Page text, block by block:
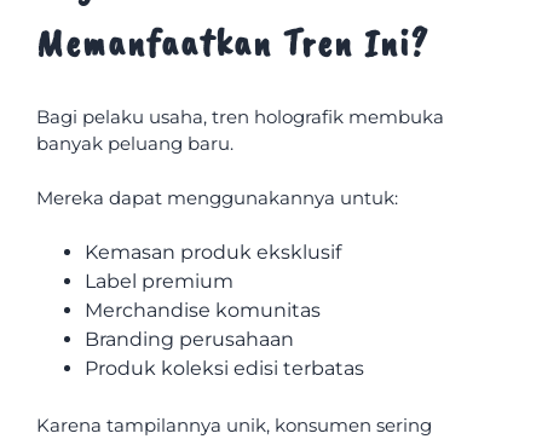
Memanfaatkan Tren Ini?
Bagi pelaku usaha, tren holografik membuka
banyak peluang baru.
Mereka dapat menggunakannya untuk:
Kemasan produk eksklusif
Label premium
Merchandise komunitas
Branding perusahaan
Produk koleksi edisi terbatas
Karena tampilannya unik, konsumen sering